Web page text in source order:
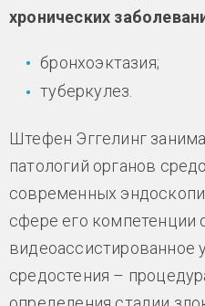
хронических
бронхоэктазия;
туберкулез.
Штефен Эггелинг
патологий органов
современных
сфере его компетенции
видеоассистированное
средостения –